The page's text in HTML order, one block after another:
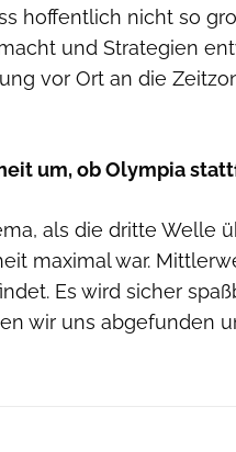
hoffentlich nicht so
und Strategien
vor Ort an die
um, ob Olympia
als die dritte Welle
maximal war.
Es wird sicher
wir uns abgefunden